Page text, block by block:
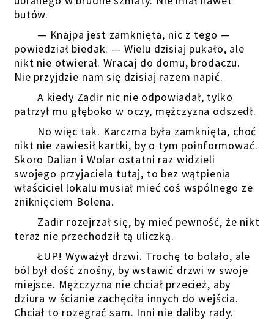
butów.
— Knajpa jest zamknięta, nic z tego —
powiedział biedak. — Wielu dzisiaj pukało, ale
nikt nie otwierał. Wracaj do domu, brodaczu.
Nie przyjdzie nam się dzisiaj razem napić.
A kiedy Zadir nic nie odpowiadał, tylko
patrzył mu głęboko w oczy, mężczyzna odszedł.
No więc tak. Karczma była zamknięta, choć
nikt nie zawiesił kartki, by o tym poinformować.
Skoro Dalian i Wolar ostatni raz widzieli
swojego przyjaciela tutaj, to bez wątpienia
właściciel lokalu musiał mieć coś wspólnego ze
zniknięciem Bolena.
Zadir rozejrzał się, by mieć pewność, że nikt
teraz nie przechodził tą uliczką.
ŁUP! Wyważył drzwi. Trochę to bolało, ale
ból był dość znośny, by wstawić drzwi w swoje
miejsce. Mężczyzna nie chciał przecież, aby
dziura w ścianie zachęciła innych do wejścia.
Chciał to rozegrać sam. Inni nie daliby rady.